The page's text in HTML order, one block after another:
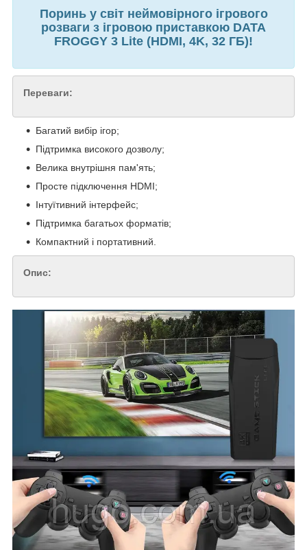
Поринь у світ неймовірного ігрового
розваги з ігровою приставкою DATA
FROGGY 3 Lite (HDMI, 4K, 32 ГБ)!
Переваги:
Багатий вибір ігор;
Підтримка високого дозволу;
Велика внутрішня пам'ять;
Просте підключення HDMI;
Інтуїтивний інтерфейс;
Підтримка багатьох форматів;
Компактний і портативний.
Опис: